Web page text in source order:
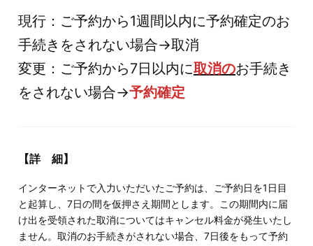
現行：ご予約から1週間以内に予約確定のお
手続きをされない場合→取消
変更：ご予約から7日以内に取消のお手続き
をされない場合→予約確定
【詳 細】
インターネットで入力いただいたご予約は、ご予約日を1日目
と起算し、7日の間を仮押さえ期間とします。この期間内に届
け出を受領された取消についてはキャンセル料金が発生いたし
ません。取消のお手続きがされない場合、7日後をもって予約